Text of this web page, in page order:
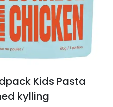
Kids Pasta
kylling